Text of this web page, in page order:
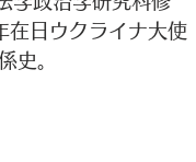
日ウクライナ大使
史。